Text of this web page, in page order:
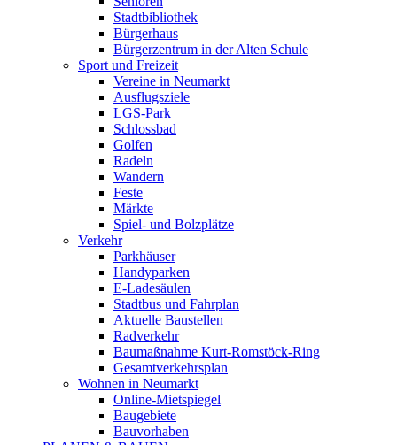
Stadtbibliothek
Bürgerhaus
Bürgerzentrum in der Alten Schule
Sport und Freizeit
Vereine in Neumarkt
Ausflugsziele
LGS-Park
Schlossbad
Golfen
Radeln
Wandern
Feste
Märkte
Spiel- und Bolzplätze
Verkehr
Parkhäuser
Handyparken
E-Ladesäulen
Stadtbus und Fahrplan
Aktuelle Baustellen
Radverkehr
Baumaßnahme Kurt-Romstöck-Ring
Gesamtverkehrsplan
Wohnen in Neumarkt
Online-Mietspiegel
Baugebiete
Bauvorhaben